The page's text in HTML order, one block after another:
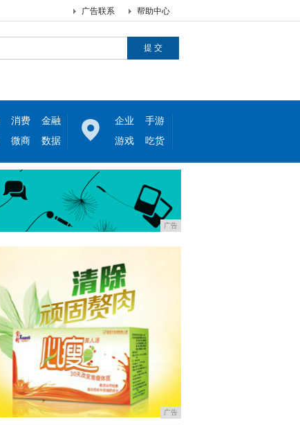
帮助中心
广告联系
消费
金融
微商 数据
企业
手游
游戏
吃货
广告
广告